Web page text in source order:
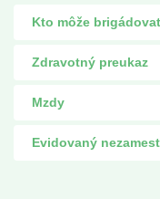
Kto môže
Zdravotný preukaz
Mzdy
Evidovaný